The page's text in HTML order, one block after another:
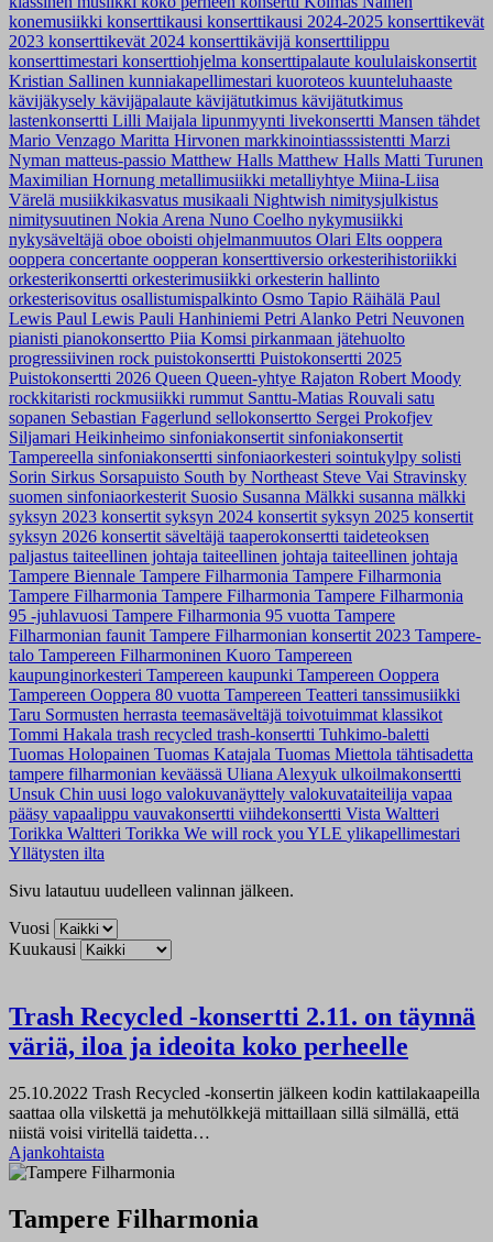
konemusiikki konserttikausi konserttikausi 2024-2025 konserttikevät
2023 konserttikevät 2024 konserttikävijä konserttilippu
konserttimestari konserttiohjelma konserttipalaute koululaiskonsertit
Kristian Sallinen kunniakapellimestari kuoroteos kuunteluhaaste
kävijäkysely kävijäpalaute kävijätutkimus kävijätutkimus
lastenkonsertti Lilli Maijala lipunmyynti livekonsertti Mansen tähdet
Mario Venzago Maritta Hirvonen markkinointiasssistentti Marzi
Nyman matteus-passio Matthew Halls Matthew Halls Matti Turunen
Maximilian Hornung metallimusiikki metalliyhtye Miina-Liisa
Värelä musiikkikasvatus musikaali Nightwish nimitysjulkistus
nimitysuutinen Nokia Arena Nuno Coelho nykymusiikki
nykysäveltäjä oboe oboisti ohjelmanmuutos Olari Elts ooppera
ooppera concertante oopperan konserttiversio orkesterihistoriikki
orkesterikonsertti orkesterimusiikki orkesterin hallinto
orkesterisovitus osallistumispalkinto Osmo Tapio Räihälä Paul
Lewis Paul Lewis Pauli Hanhiniemi Petri Alanko Petri Neuvonen
pianisti pianokonsertto Piia Komsi pirkanmaan jätehuolto
progressiivinen rock puistokonsertti Puistokonsertti 2025
Puistokonsertti 2026 Queen Queen-yhtye Rajaton Robert Moody
rockkitaristi rockmusiikki rummut Santtu-Matias Rouvali satu
sopanen Sebastian Fagerlund sellokonsertto Sergei Prokofjev
Siljamari Heikinheimo sinfoniakonsertit sinfoniakonsertit
Tampereella sinfoniakonsertti sinfoniaorkesteri sointukylpy solisti
Sorin Sirkus Sorsapuisto South by Northeast Steve Vai Stravinsky
suomen sinfoniaorkesterit Suosio Susanna Mälkki susanna mälkki
syksyn 2023 konsertit syksyn 2024 konsertit syksyn 2025 konsertit
syksyn 2026 konsertit säveltäjä taaperokonsertti taideteoksen
paljastus taiteellinen johtaja taiteellinen johtaja taiteellinen johtaja
Tampere Biennale Tampere Filharmonia Tampere Filharmonia
Tampere Filharmonia Tampere Filharmonia Tampere Filharmonia
95 -juhlavuosi Tampere Filharmonia 95 vuotta Tampere
Filharmonian faunit Tampere Filharmonian konsertit 2023 Tampere-
talo Tampereen Filharmoninen Kuoro Tampereen
kaupunginorkesteri Tampereen kaupunki Tampereen Ooppera
Tampereen Ooppera 80 vuotta Tampereen Teatteri tanssimusiikki
Taru Sormusten herrasta teemasäveltäjä toivotuimmat klassikot
Tommi Hakala trash recycled trash-konsertti Tuhkimo-baletti
Tuomas Holopainen Tuomas Katajala Tuomas Miettola tähtisadetta
tampere filharmonian keväässä Uliana Alexyuk ulkoilmakonsertti
Unsuk Chin uusi logo valokuvanäyttely valokuvataiteilija vapaa
pääsy vapaalippu vauvakonsertti viihdekonsertti Vista Waltteri
Torikka Waltteri Torikka We will rock you YLE ylikapellimestari
Yllätysten ilta
Sivu latautuu uudelleen valinnan jälkeen.
Vuosi
Kuukausi
Trash Recycled -konsertti 2.11. on täynnä
väriä, iloa ja ideoita koko perheelle
25.10.2022 Trash Recycled -konsertin jälkeen kodin kattilakaapeilla
saattaa olla vilskettä ja mehutölkkejä mittaillaan sillä silmällä, että
niistä voisi viritellä taidetta…
Ajankohtaista
Tampere Filharmonia